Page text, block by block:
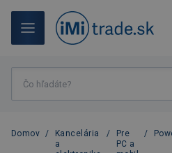
Domov /
Kancelária
a
/
Pre
PC a
/